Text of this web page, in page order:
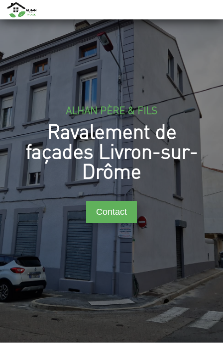
ALHAN PÈRE & FILS
Ravalement de
façades Livron-sur-
Drôme
Contact